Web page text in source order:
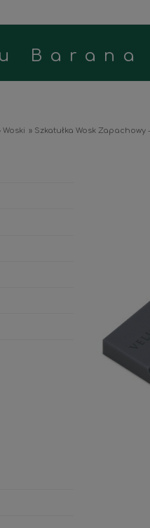
Barana
Woski » Szkatułka Wosk